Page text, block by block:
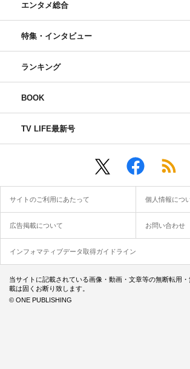
エンタメ総合
特集・インタビュー
ランキング
BOOK
TV LIFE最新号
サイトのご利用にあたって 個人情報につ
広告掲載について お問い合わせ
インフォマティブデータ取得ガイドライン
当サイトに記載されている画像・動画・文章等の無断転用
載は固くお断り致します。
© ONE PUBLISHING